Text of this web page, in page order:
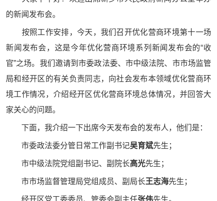
的新闻发布会。
按照工作安排，今天，我们召开优化营商环境第十一场
新闻发布会，这是今年优化营商环境系列新闻发布会的“收
官”之场。我们邀请到市委政法委、市中级法院、市市场监管
局和经开区的有关负责同志，向社会发布本领域优化营商环
境工作情况，介绍经开区优化营商环境总体情况，并回答大
家关心的问题。
下面，我介绍一下出席今天发布会的发布人，他们是：
市委政法委分管日常工作副书记吴育斌先生；
市中级法院党组副书记、副院长高光先生；
市市场监督管理局党组成员、副局长王志海先生；
经开区党工委委员、管委会副主任张伟先生。